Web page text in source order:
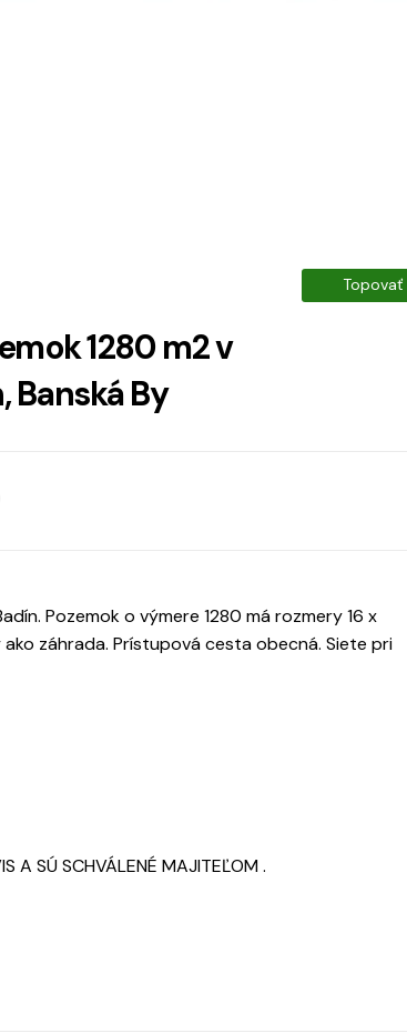
Topovať
1280 m2 v
Banská By
Pozemok o výmere 1280 má rozmery 16 x
záhrada. Prístupová cesta obecná. Siete pri
A SÚ SCHVÁLENÉ MAJITEĽOM .